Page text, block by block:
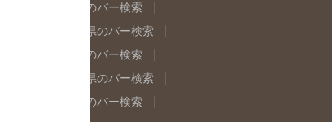
東京都のバー検索
岐阜県のバー検索
奈良県のバー検索
島根県のバー検索
佐賀県のバー検索